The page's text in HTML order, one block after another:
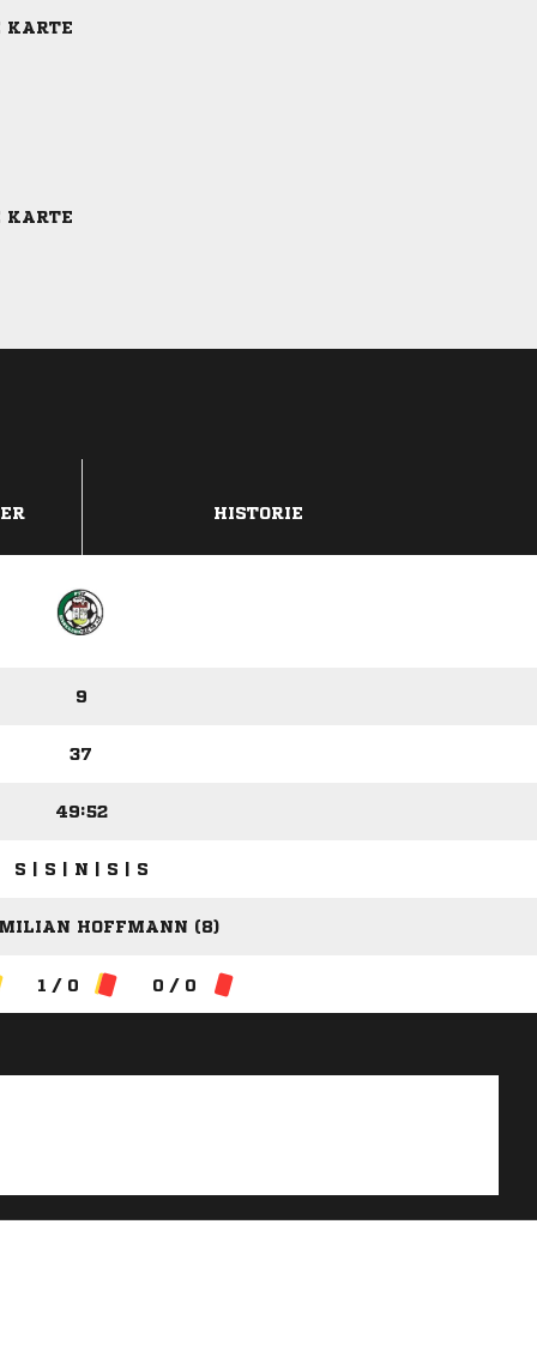
KARTE
KARTE
HISTORIE
9
37
49:52
S | S | N | S | S
HOFFMANN (8)
1 / 0 0 / 0